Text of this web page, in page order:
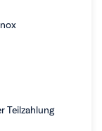
Teilzahlung